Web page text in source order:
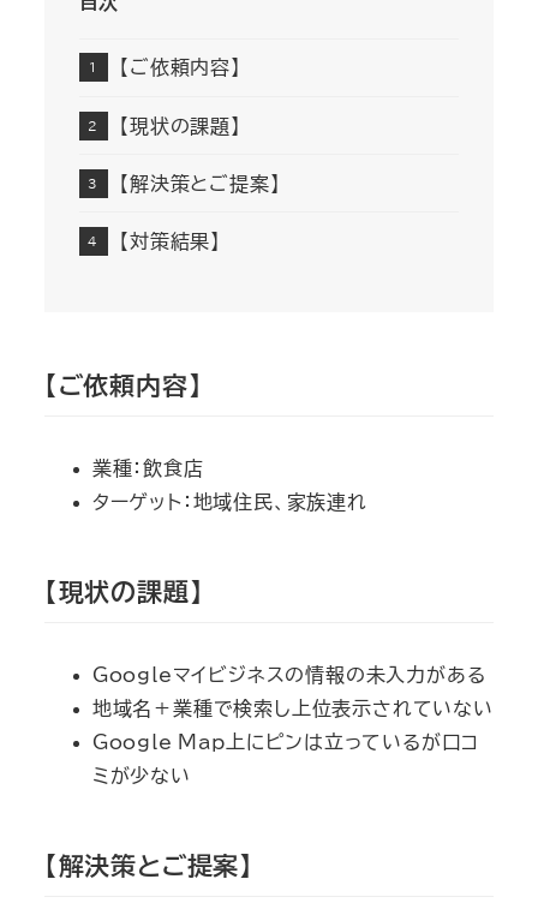
【ご依頼内容】
【現状の課題】
【解決策とご提案】
【対策結果】
【ご依頼内容】
業種：飲食店
ターゲット：地域住民、家族連れ
【現状の課題】
Googleマイビジネスの情報の未入力がある
地域名＋業種で検索し上位表示されていない
Google Map上にピンは立っているが口コ
ミが少ない
【解決策とご提案】